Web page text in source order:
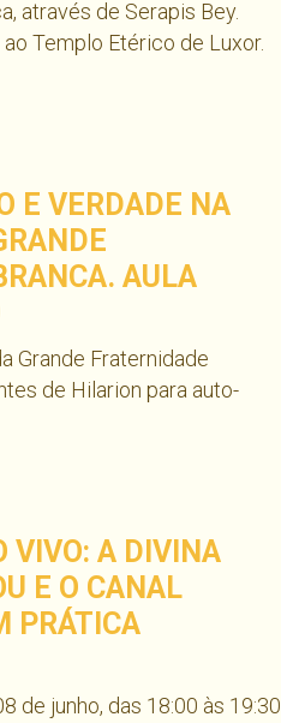
através de Serapis Bey.
Templo Etérico de Luxor.
E VERDADE NA
AULA
Grande Fraternidade
de Hilarion para auto-
VIVO: A DIVINA
E O CANAL
PRÁTICA
de junho, das 18:00 às 19:30